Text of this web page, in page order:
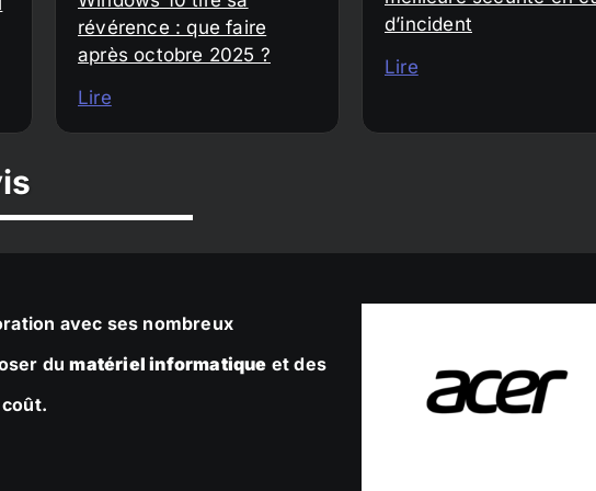
révérence : que faire
après octobre 2025 ?
Lire
d’incident
Lire
avec ses nombreux
dumatériel informatique et des